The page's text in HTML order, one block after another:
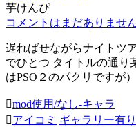
芋けんぴ
コメントはまだありませ
遅ればせながらナイトツ
でひとつ タイトルの通り
はPSO２のパクリですが
mod使用/なし-キャラ
アイコミ ギャラリー有り